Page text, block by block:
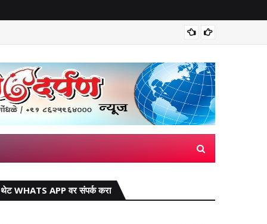
थेट WHATS APP वर संपर्क करा